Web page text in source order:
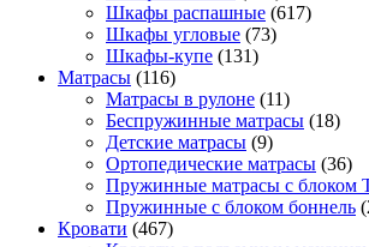
Шкафы распашные (617)
Шкафы угловые (73)
Шкафы-купе (131)
Матрасы (116)
Матрасы в рулоне (11)
Беспружинные матрасы (18)
Детские матрасы (9)
Ортопедические матрасы (36)
Пружинные матрасы с блоком
Пружинные с блоком боннель
Кровати (467)